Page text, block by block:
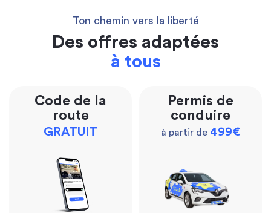
Ton chemin vers la liberté
Des offres adaptées
à tous
Code de la
route
GRATUIT
Permis de
conduire
à partir de 499€